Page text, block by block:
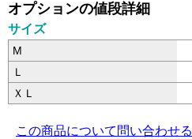
オプションの値段詳細
サイズ
M
Ｌ
ＸＬ
この商品について問い合わせる